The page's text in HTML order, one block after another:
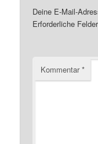
Deine E-Mail-
Erforderliche
Kommentar*